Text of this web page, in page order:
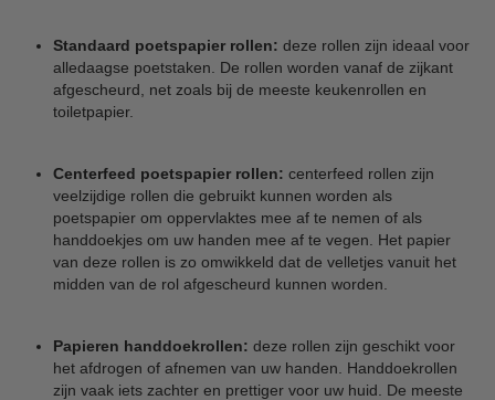
Standaard poetspapier rollen: deze rollen zijn ideaal voor
alledaagse poetstaken. De rollen worden vanaf de zijkant
afgescheurd, net zoals bij de meeste keukenrollen en
toiletpapier.
Centerfeed poetspapier rollen: centerfeed rollen zijn
veelzijdige rollen die gebruikt kunnen worden als
poetspapier om oppervlaktes mee af te nemen of als
handdoekjes om uw handen mee af te vegen. Het papier
van deze rollen is zo omwikkeld dat de velletjes vanuit het
midden van de rol afgescheurd kunnen worden.
Papieren handdoekrollen: deze rollen zijn geschikt voor
het afdrogen of afnemen van uw handen. Handdoekrollen
zijn vaak iets zachter en prettiger voor uw huid. De meeste